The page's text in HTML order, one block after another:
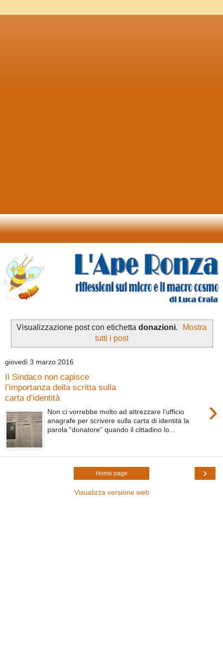
Visualizzazione post con etichetta donazioni.
Mostra
tutti i post
giovedì 3 marzo 2016
Il Sindaco non capisce
l’importanza della scritta sulla
carta d’identità
›
Non ci vorrebbe molto ad attrezzare l’ufficio
anagrafe per scrivere sulla carta di identità la
parola “donatore” quando il cittadino lo...
›
Home page
Visualizza versione web